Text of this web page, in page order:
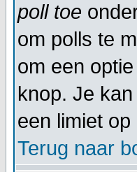
poll toe
om polls te
om een
knop. Je
een limiet
Terug naar